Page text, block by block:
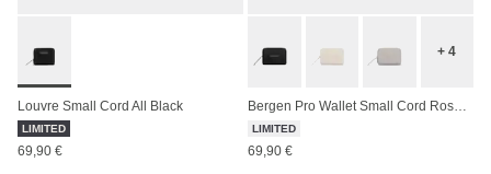
Louvre Small Cord All Black
LIMITED
69,90 €
+ 4
LIMITED
69,90 €